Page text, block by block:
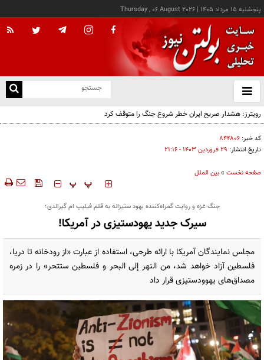
پنجشنبه ۱۵ مرداد ۱۴۰۵ |
Thursday , 06 August 2026
باز
و
رویترز: هشدار صریح ایران خطر شروع جنگ را متوقف کرد
کد خبر: ۸۴۴۸۰۶
تاریخ انتشار: ۲۹ فروردين ۱۴۰۳ - ۲۱:۱۶
صفحه نخست »بین الملل
‍‍‍ پ پ
جنگ غزه و روایت گمراه‌کننده یهود ستیزانه به قلم فیلیپ ام گیرالدی؛
سیرک جدید یهودستیزی در آمریکا!
مجلس نمایندگان آمریکا با ارائه طرحی، استفاده از عبارت «از رودخانه تا دریا،
فلسطین آزاد خواهد شد، من النهر إلی البحر و فلسطین ستتحر» را در زمره
مصداق‌های یهوودستیزی قرار داد